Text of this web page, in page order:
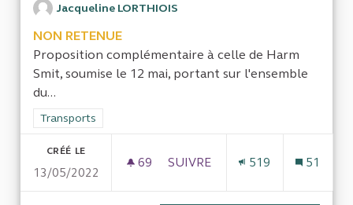
Jacqueline LORTHIOIS
NON RETENUE
Proposition complémentaire à celle de Harm
Smit, soumise le 12 mai, portant sur l'ensemble
du...
Filtrer les résultats de la catégorie : Transports
Transports
CRÉÉ LE
13/05/2022
69 69 ABONNÉS
SUIVRE
519 51